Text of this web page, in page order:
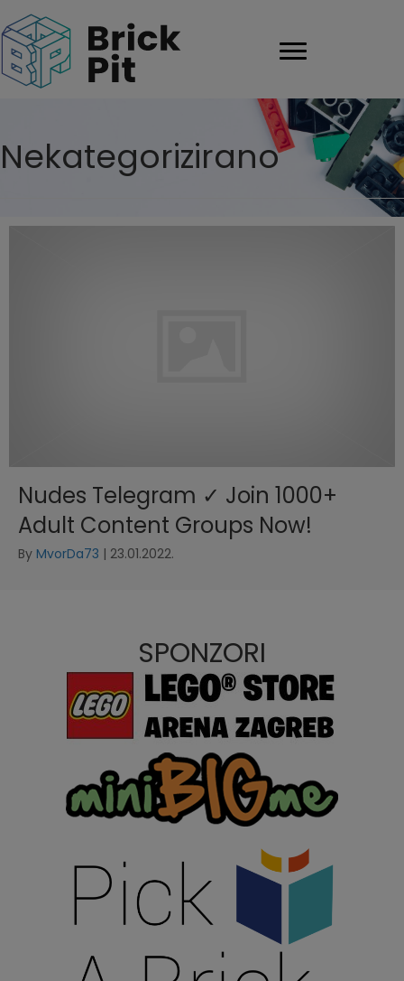
Nekategorizirano
Nudes Telegram ✓ Join 1000+
Adult Content Groups Now!
By MvorDa73 | 23.01.2022.
SPONZORI